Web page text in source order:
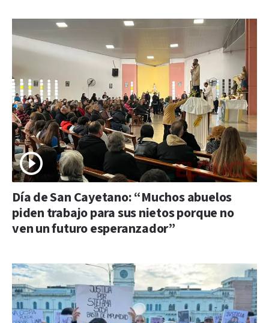
Día de San Cayetano: “Muchos abuelos
piden trabajo para sus nietos porque no
ven un futuro esperanzador”